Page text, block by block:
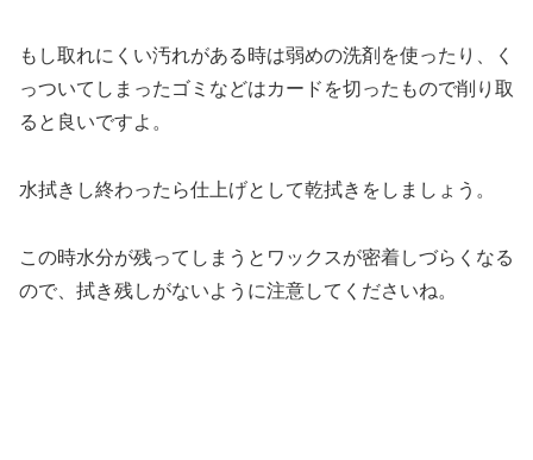
もし取れにくい汚れがある時は弱めの洗剤を使ったり、く
っついてしまったゴミなどはカードを切ったもので削り取
ると良いですよ。
水拭きし終わったら仕上げとして乾拭きをしましょう。
この時水分が残ってしまうとワックスが密着しづらくなる
ので、拭き残しがないように注意してくださいね。